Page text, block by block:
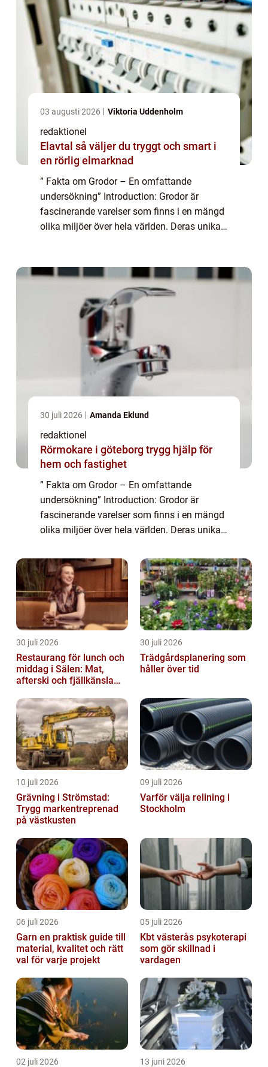
03 augusti 2026 Viktoria Uddenholm
redaktionel
Elavtal så väljer du tryggt och smart i
en rörlig elmarknad
” Fakta om Grodor – En omfattande
undersökning” Introduction: Grodor är
fascinerande varelser som finns i en mängd
olika miljöer över hela världen. Deras unika
30 juli 2026 Amanda Eklund
redaktionel
Rörmokare i göteborg trygg hjälp för
hem och fastighet
” Fakta om Grodor – En omfattande
undersökning” Introduction: Grodor är
fascinerande varelser som finns i en mängd
olika miljöer över hela världen. Deras unika
fascinerat människor och blivit förem...
30 juli 2026
Restaurang för lunch och
middag i Sälen: Mat,
afterski och fjällkänsla
30 juli 2026
Trädgårdsplanering som
håller över tid
10 juli 2026
Grävning i Strömstad:
Trygg markentreprenad
på västkusten
09 juli 2026
Varför välja relining i
Stockholm
06 juli 2026
Garn en praktisk guide till
material, kvalitet och rätt
val för varje projekt
05 juli 2026
Kbt västerås psykoterapi
som gör skillnad i
vardagen
02 juli 2026 13 juni 2026